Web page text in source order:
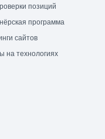
позиций
программа
сайтов
на технологиях